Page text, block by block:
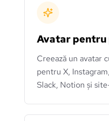
Avatar pentru
Creează un avatar
pentru X,
Slack, Notion și